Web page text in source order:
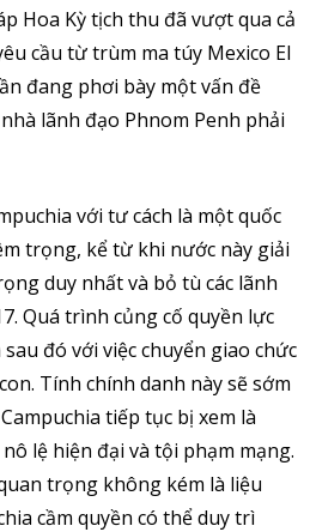
Hoa Kỳ tịch thu đã vượt qua cả
cầu từ trùm ma túy Mexico El
đang phơi bày một vấn đề
lãnh đạo Phnom Penh phải
với tư cách là một quốc
trọng, kể từ khi nước này giải
duy nhất và bỏ tù các lãnh
Quá trình củng cố quyền lực
đó với việc chuyển giao chức
Tính chính danh này sẽ sớm
tiếp tục bị xem là
lệ hiện đại và tội phạm mạng.
trọng không kém là liệu
cầm quyền có thể duy trì